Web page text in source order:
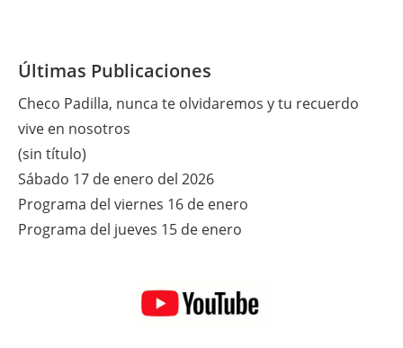
Últimas Publicaciones
Checo Padilla, nunca te olvidaremos y tu recuerdo
vive en nosotros
(sin título)
Sábado 17 de enero del 2026
Programa del viernes 16 de enero
Programa del jueves 15 de enero